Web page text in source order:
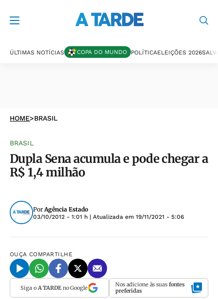
ÚLTIMAS NOTÍCIAS COPA DO MUNDO POLÍTICAELEIÇÕES 2026
HOME>BRASIL
BRASIL
Dupla Sena acumula e pode chegar a
R$ 1,4 milhão
PorAgência Estado
03/10/2012 - 1:01 h | Atualizada em 19/11/2021 - 5:06
OUÇA COMPARTILHE
Siga o A TARDEno Google Nos adicione às suas fontes
preferidas